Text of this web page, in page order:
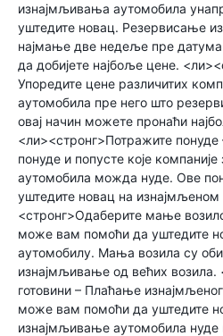
изнајмљивања аутомобила
уштедите новац. Резервисање
најмање две недеље пре
да добијете најбоље цене.
Упоредите цене различитих
аутомобила пре него што
овај начин можете пронаћи
<ли><стронг>Потражите
понуде и попусте које
аутомобила можда нуде. Ове
уштедите новац на
<стронг>Одаберите мање
може вам помоћи да уштедите
аутомобилу. Мања возила су
изнајмљивање од већих возила.
готовини – Плаћање
може вам помоћи да уштедите
изнајмљивање аутомобила нуде